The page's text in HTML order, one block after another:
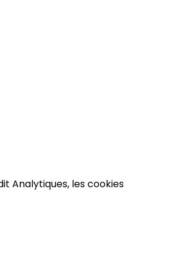
Analytiques, les cookies